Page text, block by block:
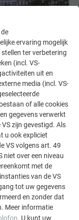
gebreken – er
Hier vindt u
zodat er
ervaring mogelijk
ter verbetering
(incl. VS-
uit en
media (incl. VS-
of alle cookies
gegevens verwerkt
zijn gevestigd. Als
u ook expliciet
VS volgens art. 49
niet over een niveau
met de
van de VS
tot uw gegevens
en zonder dat
Meer informatie
. U kunt uw